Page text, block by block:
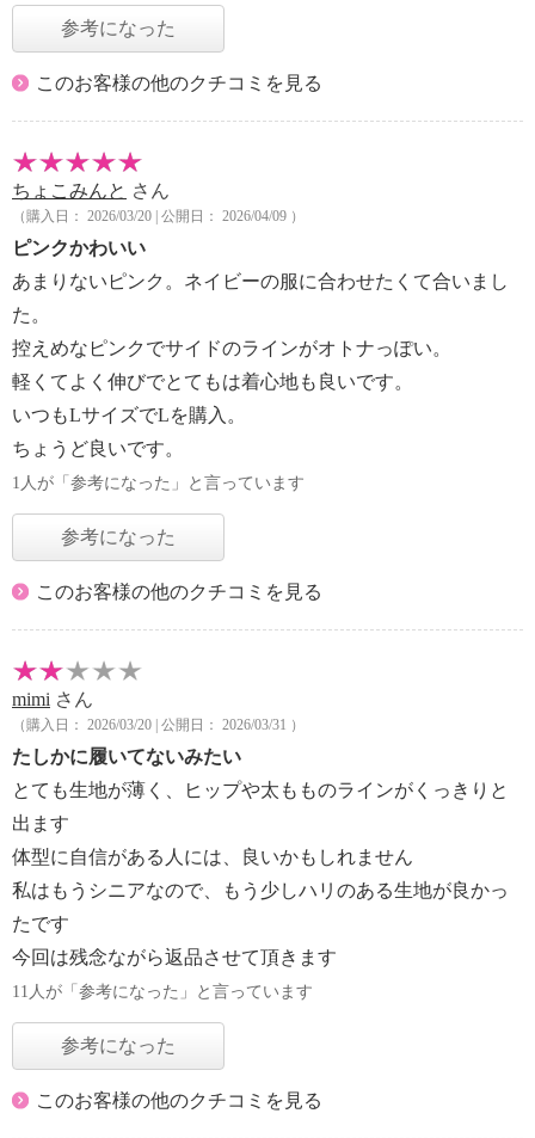
参考になった
このお客様の他のクチコミを見る
ちょこみんと さん
（購入日： 2026/03/20 | 公開日： 2026/04/09 ）
ピンクかわいい
あまりないピンク。ネイビーの服に合わせたくて合いまし
た。
控えめなピンクでサイドのラインがオトナっぽい。
軽くてよく伸びでとてもは着心地も良いです。
いつもLサイズでLを購入。
ちょうど良いです。
1人が「参考になった」と言っています
参考になった
このお客様の他のクチコミを見る
mimi さん
（購入日： 2026/03/20 | 公開日： 2026/03/31 ）
たしかに履いてないみたい
とても生地が薄く、ヒップや太もものラインがくっきりと
出ます
体型に自信がある人には、良いかもしれません
私はもうシニアなので、もう少しハリのある生地が良かっ
たです
今回は残念ながら返品させて頂きます
11人が「参考になった」と言っています
参考になった
このお客様の他のクチコミを見る